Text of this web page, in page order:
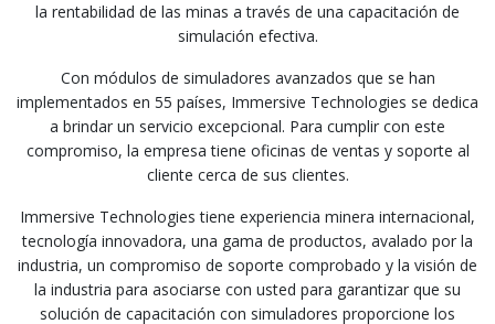
la rentabilidad de las minas a través de una capacitación de
simulación efectiva.
Con módulos de simuladores avanzados que se han
implementados en 55 países, Immersive Technologies se dedica
a brindar un servicio excepcional. Para cumplir con este
compromiso, la empresa tiene oficinas de ventas y soporte al
cliente cerca de sus clientes.
Immersive Technologies tiene experiencia minera internacional,
tecnología innovadora, una gama de productos, avalado por la
industria, un compromiso de soporte comprobado y la visión de
la industria para asociarse con usted para garantizar que su
solución de capacitación con simuladores proporcione los